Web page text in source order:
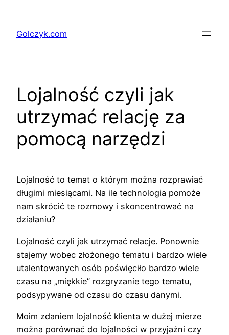
treściGolczyk.com
Lojalność czyli jak
utrzymać relację za
pomocą narzędzi
Lojalność to temat o którym można rozprawiać
długimi miesiącami. Na ile technologia pomoże
nam skrócić te rozmowy i skoncentrować na
działaniu?
Lojalność czyli jak utrzymać relacje. Ponownie
stajemy wobec złożonego tematu i bardzo wiele
utalentowanych osób poświęciło bardzo wiele
czasu na „miękkie” rozgryzanie tego tematu,
podsypywane od czasu do czasu danymi.
Moim zdaniem lojalność klienta w dużej mierze
można porównać do lojalności w przyjaźni czy